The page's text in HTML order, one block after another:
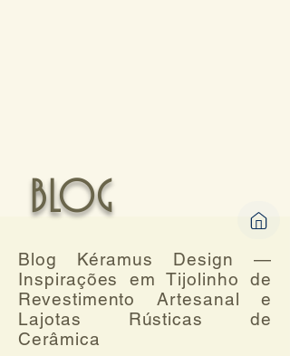
BLOG
Blog Kéramus Design —
Inspirações em Tijolinho de
Revestimento Artesanal e
Lajotas Rústicas de
Cerâmica